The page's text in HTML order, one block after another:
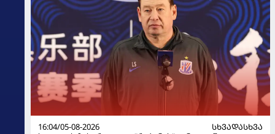
16:04/05-08-2026
ᲡᲮᲕᲐᲓᲐᲡᲮᲕᲐ